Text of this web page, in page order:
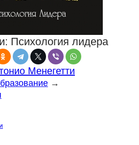
Психология лидера
Менегетти
→